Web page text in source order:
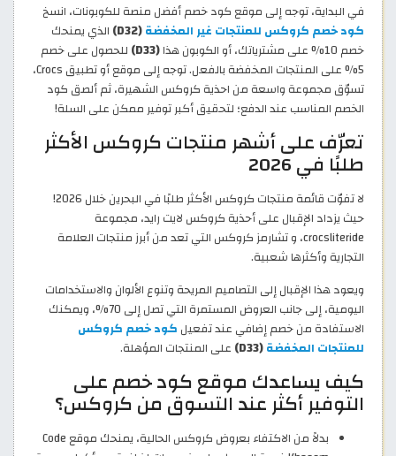
في البداية، توجه إلى موقع كود خصم أفضل منصة للكوبونات، انسخ
كود خصم كروكس للمنتجات غير المخفضة(D32)
الذي يمنحك
خصم 10% على مشترياتك، أو الكوبون هذا
(D33)
للحصول على خصم
5% على المنتجات المخفضة بالفعل. توجه إلى موقع أو تطبيق Crocs،
تسوّق مجموعة واسعة من احذية كروكس الشهيرة، ثم ألصق كود
الخصم المناسب عند الدفع؛ لتحقيق أكبر توفير ممكن على السلة!
تعرّف على أشهر منتجات كروكس الأكثر
طلبًا في 2026
لا تفوّت قائمة منتجات كروكس الأكثر طلبًا في البحرين خلال 2026!
حيث يزداد الإقبال على أحذية كروكس لايت رايد، مجموعة
crocsliteride، و تشارمز كروكس التي تعد من أبرز منتجات العلامة
التجارية وأكثرها شعبية.
ويعود هذا الإقبال إلى التصاميم المريحة وتنوع الألوان والاستخدامات
اليومية، إلى جانب العروض المستمرة التي تصل إلى 70%، ويمكنك
الاستفادة من خصم إضافي عند تفعيل كود خصم كروكس
للمنتجات المخفضة(D33) على المنتجات المؤهلة.
كيف يساعدك موقع كود خصم على
التوفير أكثر عند التسوق من كروكس؟
بدلاً من الاكتفاء بعروض كروكس الحالية، يمنحك موقع Code